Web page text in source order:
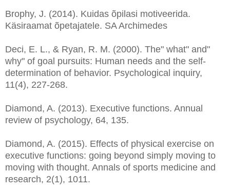
Brophy, J. (2014). Kuidas õpilasi motiveerida.
Käsiraamat õpetajatele. SA Archimedes
Deci, E. L., & Ryan, R. M. (2000). The" what" and"
why" of goal pursuits: Human needs and the self-
determination of behavior. Psychological inquiry,
11(4), 227-268.
Diamond, A. (2013). Executive functions. Annual
review of psychology, 64, 135.
Diamond, A. (2015). Effects of physical exercise on
executive functions: going beyond simply moving to
moving with thought. Annals of sports medicine and
research, 2(1), 1011.